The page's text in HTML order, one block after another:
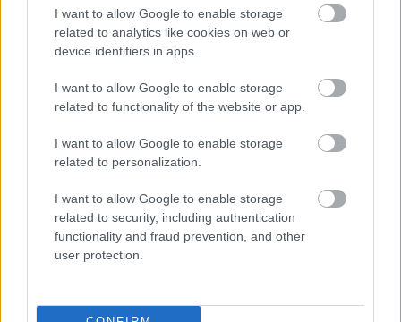
I want to allow Google to enable storage
related to analytics like cookies on web or
device identifiers in apps.
I want to allow Google to enable storage
related to functionality of the website or app.
I want to allow Google to enable storage
related to personalization.
I want to allow Google to enable storage
related to security, including authentication
functionality and fraud prevention, and other
user protection.
Fotó: Molnár Zoltán / Velvet
Jön még kép!